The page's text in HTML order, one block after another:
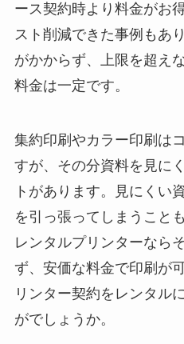
ース契約時より料金がお
スト削減できた事例もあ
がかからず、上限を超え
料金は一定です。
集約印刷やカラー印刷は
すが、その分資料を見に
トがあります。見にくい
を引っ張ってしまうこと
レンタルプリンターなら
ず、安価な料金で印刷が
リンター契約をレンタル
がでしょうか。